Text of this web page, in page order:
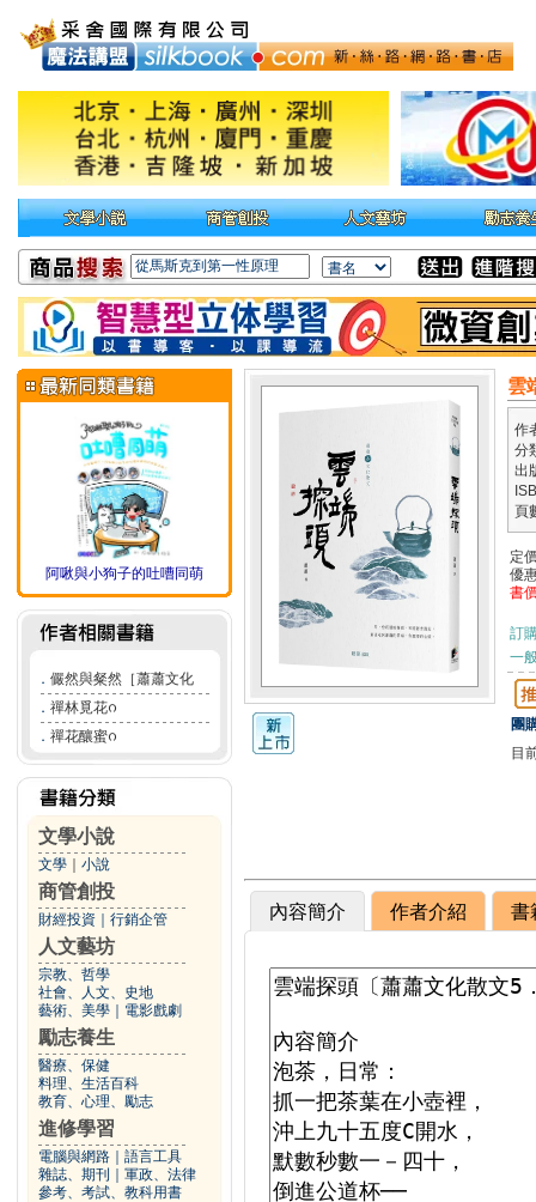
阿啾與小狗子的吐嘈同萌
． 儼然與粲然［蕭蕭文化
． 禪林覓花ᦅ
． 禪花釀蜜ᦅ
文學小說
文學 小說
商管創投
財經投資 行銷企管
人文藝坊
宗教、哲學
社會、人文、史地
藝術、美學
電影戲劇
勵志養生
醫療、保健
料理、生活百科
教育、心理、勵志
進修學習
電腦與網路
語言工具
雜誌、期刊
軍政、法律
參考、考試、教科用書
雲
作
分
出
頁
定
優
書
訂
一
團
目
內容簡介 作者介紹 書